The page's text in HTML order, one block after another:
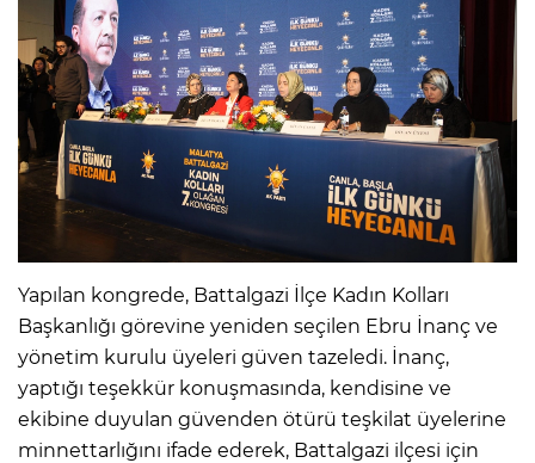
Yapılan kongrede, Battalgazi İlçe Kadın Kolları
Başkanlığı görevine yeniden seçilen Ebru İnanç ve
yönetim kurulu üyeleri güven tazeledi. İnanç,
yaptığı teşekkür konuşmasında, kendisine ve
ekibine duyulan güvenden ötürü teşkilat üyelerine
minnettarlığını ifade ederek, Battalgazi ilçesi için